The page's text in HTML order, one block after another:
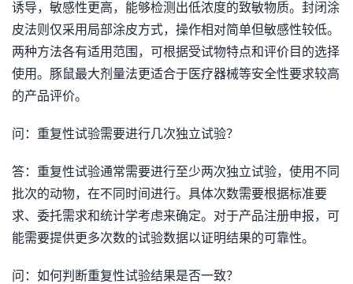
诱导，敏感性更高，能够检测出低浓度的致敏物质。封闭涂
皮法则仅采用局部涂皮方式，操作相对简单但敏感性较低。
两种方法各有适用范围，可根据受试物特点和评价目的选择
使用。豚鼠最大剂量法更适合于医疗器械等安全性要求较高
的产品评价。
问：重复性试验需要进行几次独立试验？
答：重复性试验通常需要进行至少两次独立试验，使用不同
批次的动物，在不同时间进行。具体次数需要根据标准要
求、委托需求和统计学考虑来确定。对于产品注册申报，可
能需要提供更多次数的试验数据以证明结果的可靠性。
问：如何判断重复性试验结果是否一致？